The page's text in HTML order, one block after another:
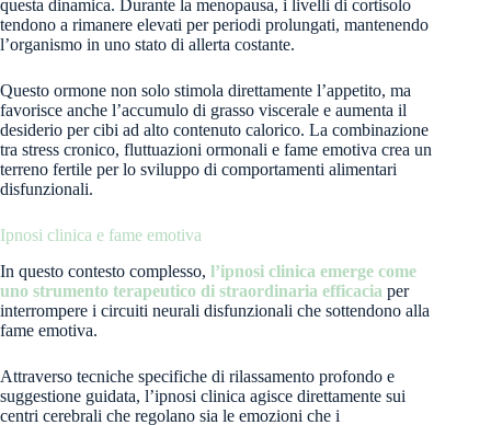
questa dinamica. Durante la menopausa, i livelli di cortisolo
tendono a rimanere elevati per periodi prolungati, mantenendo
l’organismo in uno stato di allerta costante.
Questo ormone non solo stimola direttamente l’appetito, ma
favorisce anche l’accumulo di grasso viscerale e aumenta il
desiderio per cibi ad alto contenuto calorico. La combinazione
tra stress cronico, fluttuazioni ormonali e fame emotiva crea un
terreno fertile per lo sviluppo di comportamenti alimentari
disfunzionali.
Ipnosi clinica e fame emotiva
In questo contesto complesso, l’ipnosi clinica emerge come
uno strumento terapeutico di straordinaria efficacia per
interrompere i circuiti neurali disfunzionali che sottendono alla
fame emotiva.
Attraverso tecniche specifiche di rilassamento profondo e
suggestione guidata, l’ipnosi clinica agisce direttamente sui
centri cerebrali che regolano sia le emozioni che i